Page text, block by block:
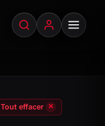
Tout effacer ✕